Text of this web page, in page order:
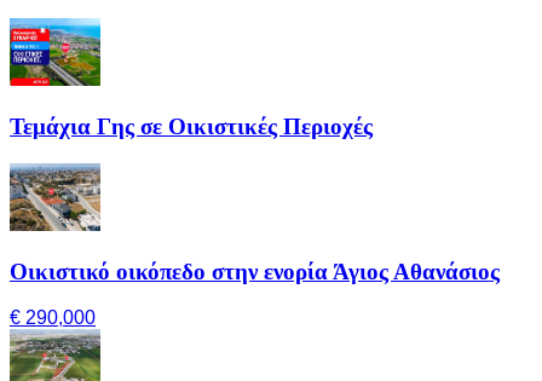
Τεμάχια Γης σε Οικιστικές Περιοχές
Οικιστικό οικόπεδο στην ενορία Άγιος Αθανάσιος
€ 290,000